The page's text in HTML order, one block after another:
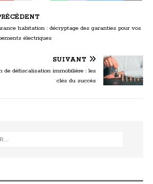
habitation : décryptage des garanties pour vos
électriques
SUIVANT
de défiscalisation immobilière : les
clés du succès